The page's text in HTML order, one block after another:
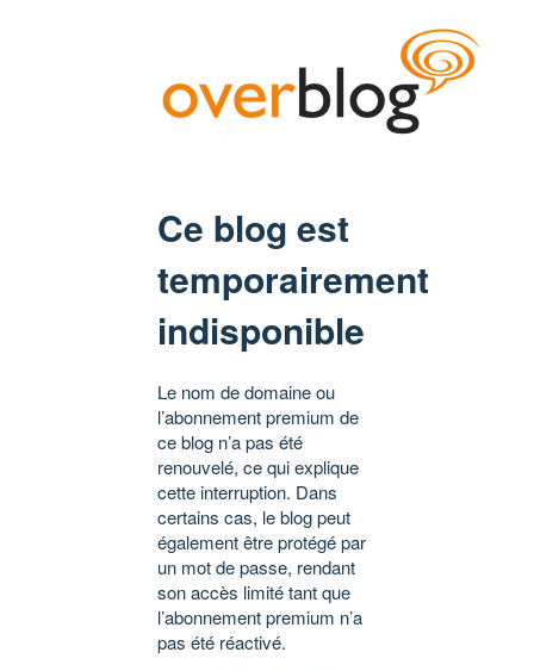
Ce blog est
temporairement
indisponible
Le nom de domaine ou
l’abonnement premium de
ce blog n’a pas été
renouvelé, ce qui explique
cette interruption. Dans
certains cas, le blog peut
également être protégé par
un mot de passe, rendant
son accès limité tant que
l’abonnement premium n’a
pas été réactivé.